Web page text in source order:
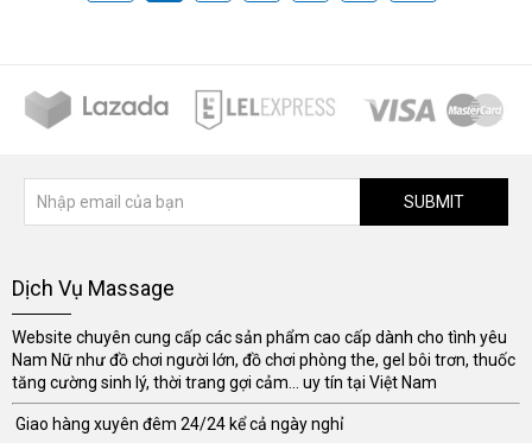
SUBMIT
Dịch Vụ Massage
Website chuyên cung cấp các sản phẩm cao cấp dành cho tình yêu
Nam Nữ như đồ chơi người lớn, đồ chơi phòng the, gel bôi trơn, thuốc
tăng cường sinh lý, thời trang gợi cảm... uy tín tại Việt Nam
Giao hàng xuyên đêm 24/24 kể cả ngày nghỉ